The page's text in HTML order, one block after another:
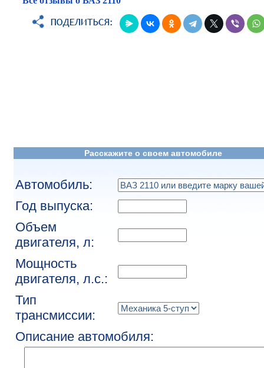
Расскажите о своем автомобиле
Автомобиль:
Год выпуска:
Объем
двигателя, л:
Мощность
двигателя, л.с.:
Тип
трансмиссии:
Описание автомобиля: